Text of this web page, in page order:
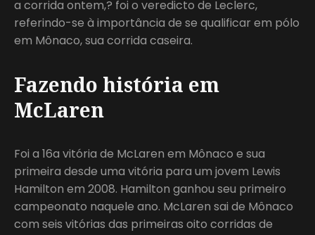
a corrida ontem,? foi o veredicto de Leclerc,
referindo-se à importância de se qualificar em pólo
em Mônaco, sua corrida caseira.
Fazendo história em
McLaren
Foi a 16a vitória de McLaren em Mônaco e sua
primeira desde uma vitória para um jovem Lewis
Hamilton em 2008. Hamilton ganhou seu primeiro
campeonato naquele ano. McLaren sai de Mônaco
com seis vitórias das primeiras oito corridas de